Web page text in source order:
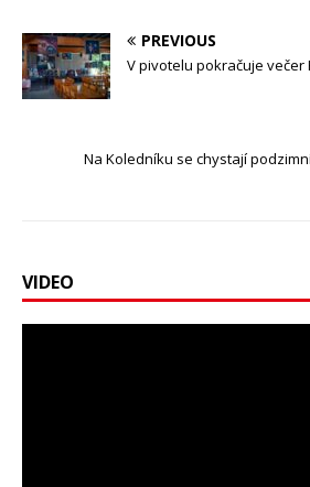
PREVIOUS
V pivotelu pokračuje večer
Na Koledníku se chystají
VIDEO